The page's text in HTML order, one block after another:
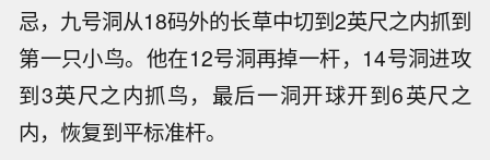
忌，九号洞从18码外的长草中切到2英尺之内抓到
第一只小鸟。他在12号洞再掉一杆，14号洞进攻
到3英尺之内抓鸟，最后一洞开球开到6英尺之
内，恢复到平标准杆。